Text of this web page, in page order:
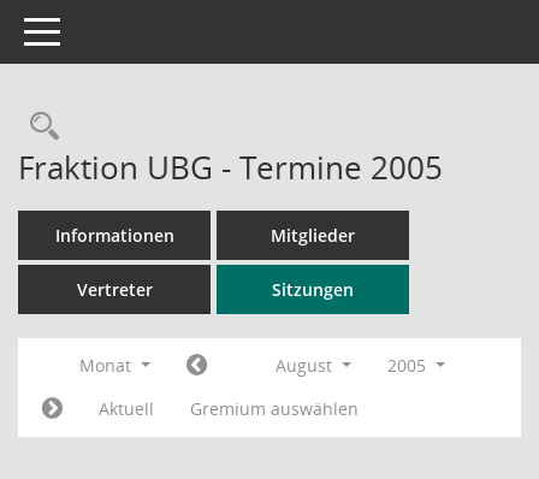
Toggle navigation
Rechercheauswahl
Fraktion UBG - Termine 2005
Informationen Mitglieder
Vertreter Sitzungen
Monat August
2005
Aktuell
Gremium auswählen